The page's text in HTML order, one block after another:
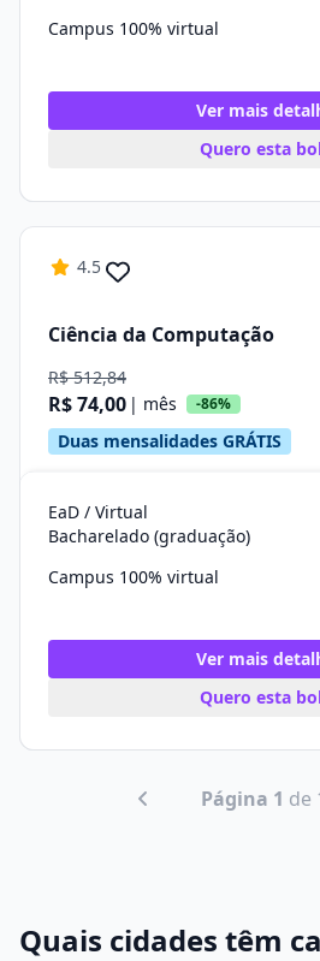
Campus 100% virtual
Ver mais
Quero esta
4.5
Ciência da Computação
R$ 512,84
R$ 74,00 | mês -86%
Duas mensalidades GRÁTIS
EaD / Virtual
Bacharelado (graduação)
Campus 100% virtual
Ver mais
Quero esta
Página 1 de
Quais cidades têm